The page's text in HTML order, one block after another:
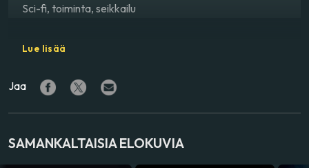
Sci-fi, toiminta, seikkailu
Luc Besson
NÄYTTELIJÄ
VALMISTUSMAA
Lue lisää
Jaa
SAMANKALTAISIA ELOKUVIA